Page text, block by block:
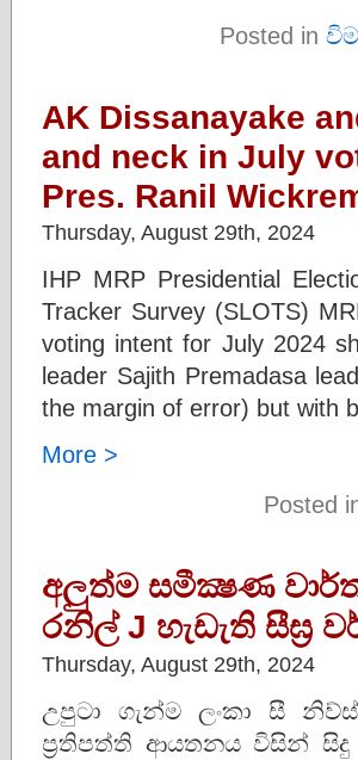
Posted in
AK Dissanayake
and neck in July
Pres. Ranil
Thursday, August 29th, 2024
IHP MRP Presidential
Tracker Survey (SLOTS)
voting intent for July 2024
leader Sajith Premadasa
the margin of error) but with
More >
Posted
අලුත්ම සමීක්‍ෂණ
රනිල් J හැඩැති සීඝ‍්‍ර
Thursday, August 29th, 2024
උපුටා ගැන්ම ලංකා සී
ප්‍රතිපත්ති ආයතනය විසින්